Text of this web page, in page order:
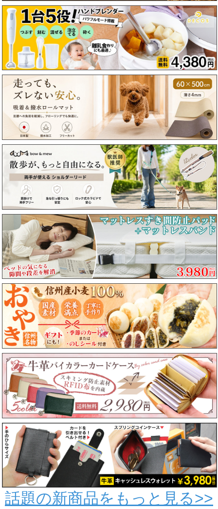
話題の新商品をもっと見る>>